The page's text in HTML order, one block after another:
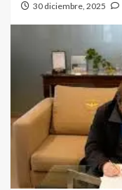
30 diciembre, 2025